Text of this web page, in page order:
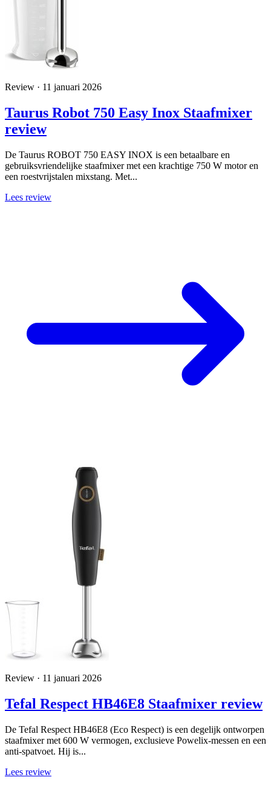
Review · 11 januari 2026
Taurus Robot 750 Easy Inox Staafmixer
review
De Taurus ROBOT 750 EASY INOX is een betaalbare en
gebruiksvriendelijke staafmixer met een krachtige 750 W motor en
een roestvrijstalen mixstang. Met...
Lees review
Review · 11 januari 2026
Tefal Respect HB46E8 Staafmixer review
De Tefal Respect HB46E8 (Eco Respect) is een degelijk ontworpen
staafmixer met 600 W vermogen, exclusieve Powelix-messen en een
anti-spatvoet. Hij is...
Lees review